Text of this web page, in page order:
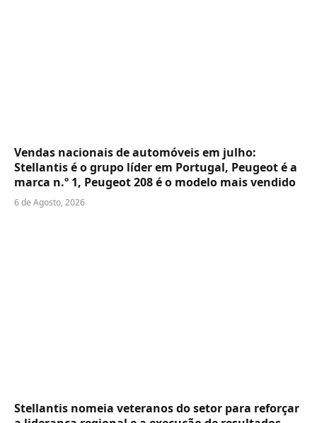
Vendas nacionais de automóveis em julho:
Stellantis é o grupo líder em Portugal, Peugeot é a
marca n.º 1, Peugeot 208 é o modelo mais vendido
6 de Agosto, 2026
Stellantis nomeia veteranos do setor para reforçar